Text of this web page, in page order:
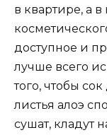
в квартире, а
доступное и
лучше всего
того, чтобы
листья алоэ
сушат, кладут